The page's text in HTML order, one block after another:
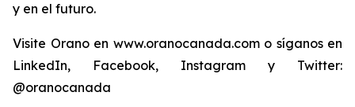
y en el futuro.
Visite Orano en www.oranocanada.com o síganos en
LinkedIn, Facebook, Instagram y Twitter:
@oranocanada